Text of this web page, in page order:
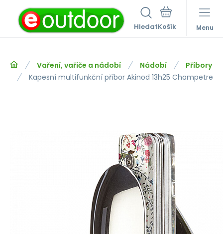
Hledat Menu
Vaření, vařiče a nádobí Nádobí
Příbory
Kapesní multifunkční příbor Akinod 13h25 Champetre